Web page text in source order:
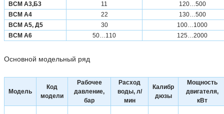
ВСМ А3,Б3
11
120…500
ВСМ А4
22
130…500
ВСМ А5, Д5
30
100…1000
ВСМ А6
50…110 125…2000
Основной модельный ряд
Модель
Код
модели
Рабочее
давление,
бар
Расход
воды, л/
мин
Калибр
дюзы
Мощность
двигателя,
кВт